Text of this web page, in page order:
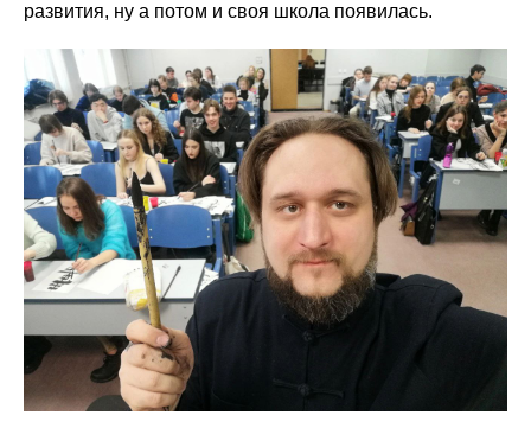
развития, ну а потом и своя школа появилась.